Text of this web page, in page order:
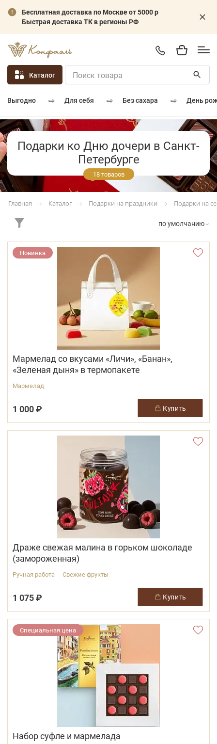
Бесплатная доставка по Москве от 5000 р
Быстрая доставка ТК в регионы РФ
Каталог
выгодно ⇨ для себя ⇨ без сахара ⇨ день
Подарки ко Дню дочери в Санкт-
Петербурге
18 товаров
Главная Каталог Подарки на праздники Подарки на
по умолчанию
Новинка
Мармелад со вкусами «Личи», «Банан»,
«Зеленая дыня» в термопакете
Мармелад
1 000 ₽ купить
Драже свежая малина в горьком шоколаде
(замороженная)
Ручная работа - Свежие фрукты
1 075 ₽ купить
Специальная цена
Набор суфле и мармелада